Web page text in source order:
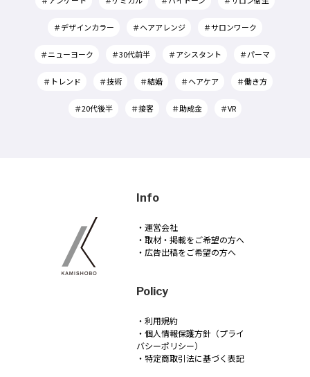
＃デザインカラー ＃ヘアアレンジ ＃サロンワーク
＃ニューヨーク ＃30代前半 ＃アシスタント ＃パーマ
＃トレンド ＃技術 ＃結婚 ＃ヘアケア ＃働き方
＃20代後半 ＃接客 ＃助成金 ＃VR
Info
・運営会社
・取材・掲載をご希望の方へ
・広告出稿をご希望の方へ
Policy
・利用規約
・個人情報保護方針（プライ
バシーポリシー）
・特定商取引法に基づく表記